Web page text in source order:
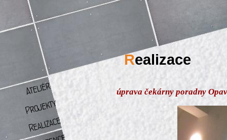
Realizace
úprava čekárny poradny